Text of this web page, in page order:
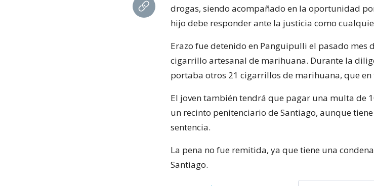
drogas, siendo acompañado en la oportunidad
hijo debe responder ante la justicia como
Erazo fue detenido en Panguipulli el pasado mes
cigarrillo artesanal de marihuana. Durante la
portaba otros 21 cigarrillos de marihuana, que
El joven también tendrá que pagar una multa de
un recinto penitenciario de Santiago, aunque
sentencia.
La pena no fue remitida, ya que tiene una
Santiago.